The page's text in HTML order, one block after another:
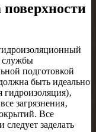
поверхности
службы
подготовкой
быть идеально
загрязнения‚
Все
заделать